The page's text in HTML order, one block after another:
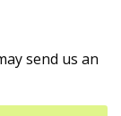
send us an